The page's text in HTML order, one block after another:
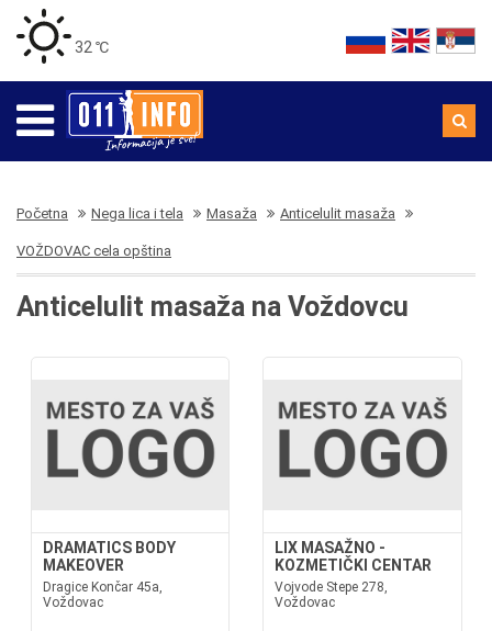
32 ℃
Početna Nega lica i tela Masaža Anticelulit masaža
VOŽDOVAC cela opština
Anticelulit masaža na Voždovcu
DRAMATICS BODY
MAKEOVER
Dragice Končar 45a,
Voždovac
LIX MASAŽNO -
KOZMETIČKI CENTAR
Vojvode Stepe 278,
Voždovac